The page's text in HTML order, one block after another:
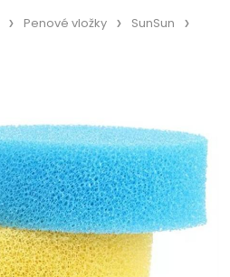
Penové vložky SunSun